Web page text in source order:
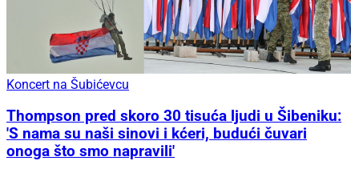
Koncert na Šubićevcu
Thompson pred skoro 30 tisuća ljudi u Šibeniku:
'S nama su naši sinovi i kćeri, budući čuvari
onoga što smo napravili'